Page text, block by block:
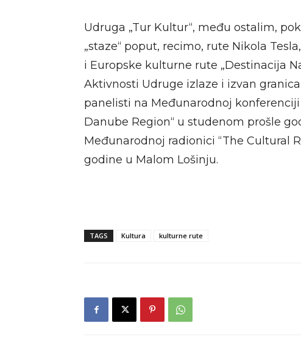
Udruga „Tur Kultur“, među ostalim,
„staze“ poput, recimo, rute Nikola
i Europske kulturne rute „Destinacija
Aktivnosti Udruge izlaze i izvan
panelisti na Međunarodnoj
Danube Region“ u studenom prošle
Međunarodnoj radionici “The Cultural
godine u Malom Lošinju.
TAGS Kultura kulturne rute